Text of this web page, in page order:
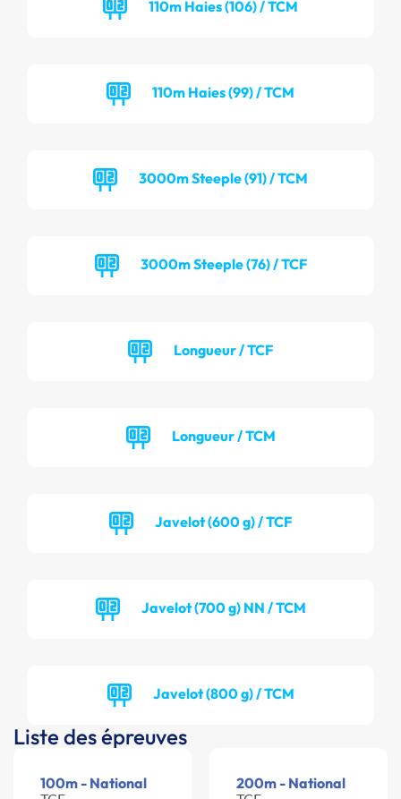
110m Haies (106) / TCM
110m Haies (99) / TCM
3000m Steeple (91) / TCM
3000m Steeple (76) / TCF
Longueur / TCF
Longueur / TCM
Javelot (600 g) / TCF
Javelot (700 g) NN / TCM
Javelot (800 g) / TCM
Liste des épreuves
100m - National 200m - National